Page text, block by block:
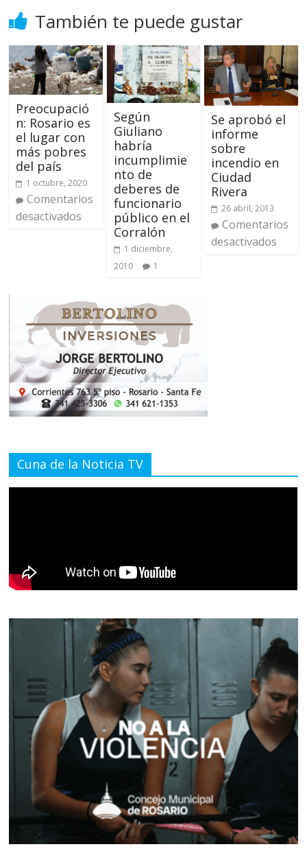
También te puede gustar
Preocupació
n: Rosario es
el lugar con
más pobres
del país
1 octubre, 2020
Comentarios
desactivados
Según
Giuliano
habría
incumplimie
nto de
deberes de
funcionario
público en el
Corralón
1 diciembre,
2010
1
Se aprobó el
informe
sobre
incendio en
Ciudad
Rivera
26 abril, 2013
Comentarios
desactivados
Cuna de la Noticia TV